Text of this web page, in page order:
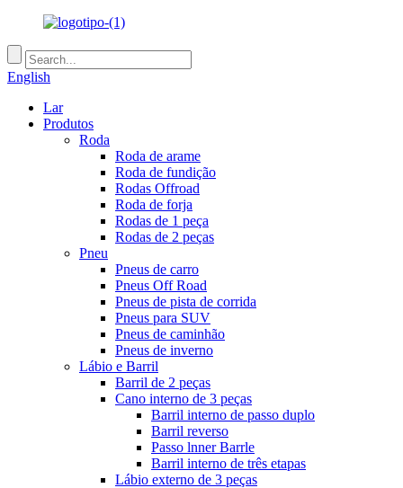
English
Lar
Produtos
Roda
Roda de arame
Roda de fundição
Rodas Offroad
Roda de forja
Rodas de 1 peça
Rodas de 2 peças
Pneu
Pneus de carro
Pneus Off Road
Pneus de pista de corrida
Pneus para SUV
Pneus de caminhão
Pneus de inverno
Lábio e Barril
Barril de 2 peças
Cano interno de 3 peças
Barril interno de passo duplo
Barril reverso
Passo lnner Barrle
Barril interno de três etapas
Lábio externo de 3 peças